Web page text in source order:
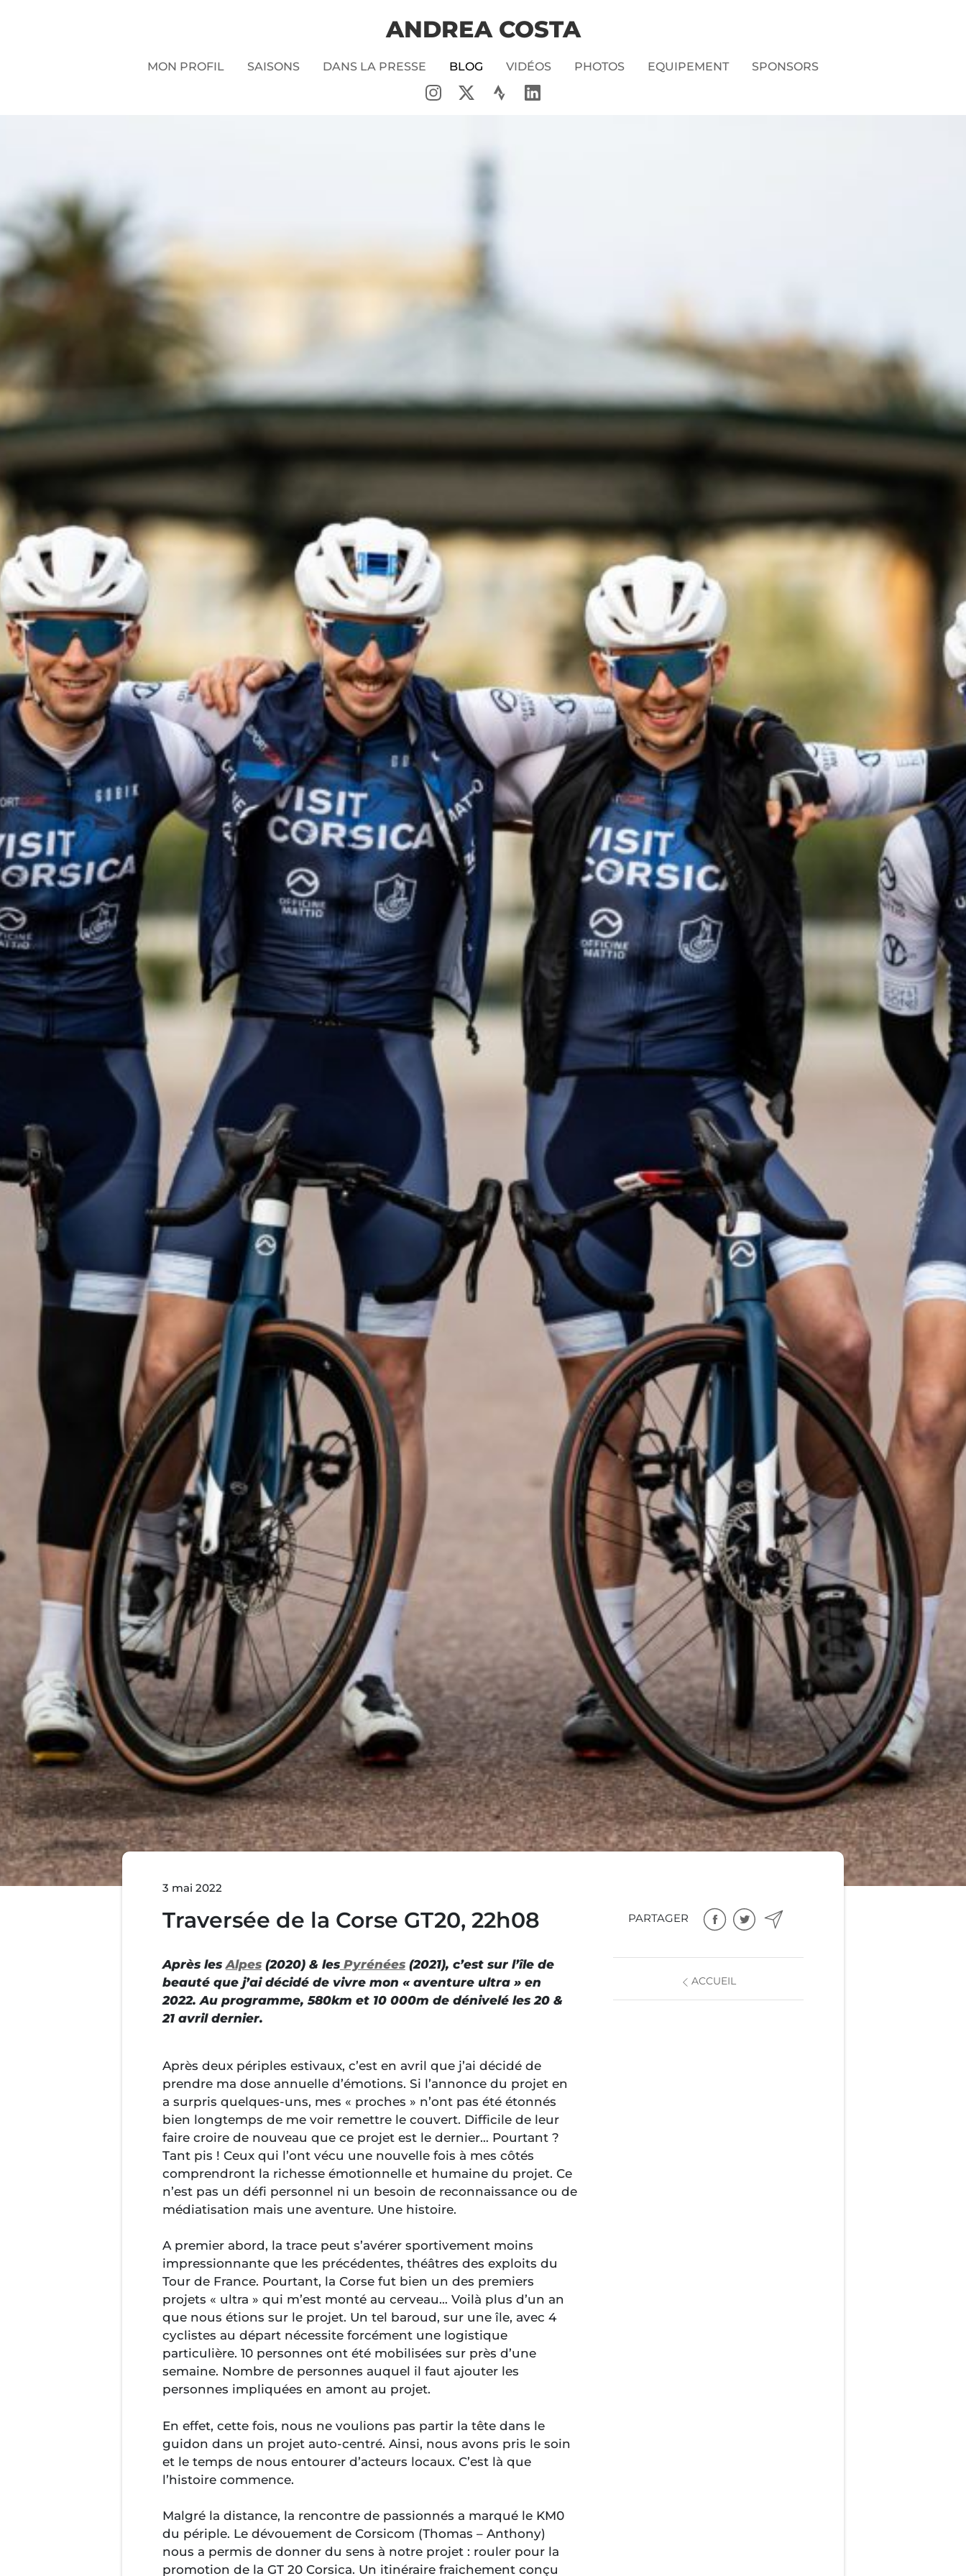
ANDREA COSTA
MON PROFIL SAISONS DANS LA PRESSE BLOG VIDÉOS PHOTOS EQUIPEMENT SPONSORS
3 mai 2022
Traversée de la Corse GT20, 22h08
Après lesAlpes(2020) & lesPyrénées(2021), c’est sur l’île de
beauté que j’ai décidé de vivre mon « aventure ultra » en
2022. Au programme, 580km et 10 000m de dénivelé les 20 &
21 avril dernier.
Après deux périples estivaux, c’est en avril que j’ai décidé de
prendre ma dose annuelle d’émotions. Si l’annonce du projet en
a surpris quelques-uns, mes « proches » n’ont pas été étonnés
bien longtemps de me voir remettre le couvert. Difficile de leur
faire croire de nouveau que ce projet est le dernier… Pourtant ?
Tant pis ! Ceux qui l’ont vécu une nouvelle fois à mes côtés
comprendront la richesse émotionnelle et humaine du projet. Ce
n’est pas un défi personnel ni un besoin de reconnaissance ou de
médiatisation mais une aventure. Une histoire.
A premier abord, la trace peut s’avérer sportivement moins
impressionnante que les précédentes, théâtres des exploits du
Tour de France. Pourtant, la Corse fut bien un des premiers
projets « ultra » qui m’est monté au cerveau… Voilà plus d’un an
que nous étions sur le projet. Un tel baroud, sur une île, avec 4
cyclistes au départ nécessite forcément une logistique
particulière. 10 personnes ont été mobilisées sur près d’une
semaine. Nombre de personnes auquel il faut ajouter les
personnes impliquées en amont au projet.
En effet, cette fois, nous ne voulions pas partir la tête dans le
guidon dans un projet auto-centré. Ainsi, nous avons pris le soin
et le temps de nous entourer d’acteurs locaux. C’est là que
l’histoire commence.
Malgré la distance, la rencontre de passionnés a marqué le KM0
du périple. Le dévouement de Corsicom (Thomas – Anthony)
nous a permis de donner du sens à notre projet : rouler pour la
promotion de la GT 20 Corsica. Un itinéraire fraichement conçu
PARTAGER
ACCUEIL